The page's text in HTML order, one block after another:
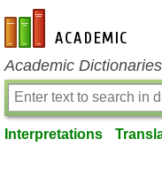
en-academic.com
Academic
Interpretations